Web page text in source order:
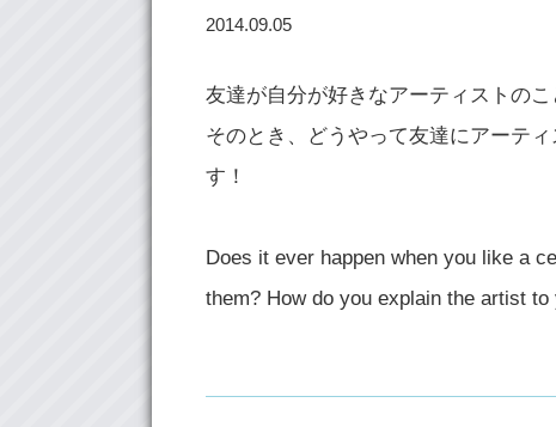
2014.09.05
友達が自分が好きなアーティストの
そのとき、どうやって友達にアーテ
す！
Does it ever happen when you like a
them? How do you explain the artist